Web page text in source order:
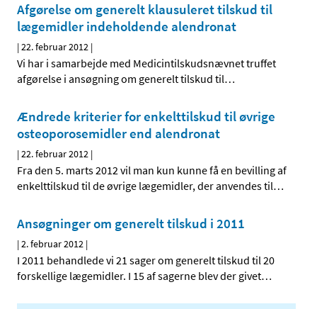
Afgørelse om generelt klausuleret tilskud til
lægemidler indeholdende alendronat
|22. februar 2012 |
Vi har i samarbejde med Medicintilskudsnævnet truffet
afgørelse i ansøgning om generelt tilskud til…
Ændrede kriterier for enkelttilskud til øvrige
osteoporosemidler end alendronat
|22. februar 2012 |
Fra den 5. marts 2012 vil man kun kunne få en bevilling af
enkelttilskud til de øvrige lægemidler, der anvendes til…
Ansøgninger om generelt tilskud i 2011
|2. februar 2012 |
I 2011 behandlede vi 21 sager om generelt tilskud til 20
forskellige lægemidler. I 15 af sagerne blev der givet…